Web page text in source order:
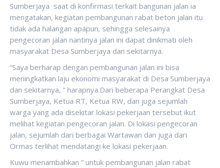
Sumberjaya saat di konfirmasi terkait bangunan jalan ia
mengatakan, kegiatan pembangunan rabat beton jalan itu
tidak ada halangan apapun, sehingga selesainya
pengecoran jalan nantinya jalan ini dapat dinikmati oleh
masyarakat Desa Sumberjaya dan sekitarnya.
“Saya berharap dengan pembangunan jalan ini bisa
meningkatkan laju ekonomi masyarakat di Desa Sumberjaya
dan sekitarnya, ” harapnya.Dari beberapa Perangkat Desa
Sumberjaya, Ketua RT, Ketua RW, dan juga sejumlah
warga yang ada disekitar lokasi pekerjaan tersebut ikut
melihat kegiatan pengecoran jalan. Di lokasi pengecoran
jalan, sejumlah dari berbagai Wartawan dan juga dari
Ormas terlihat mendatangi ke lokasi pekerjaan.
Kuwu menambahkan ” untuk pembangunan jalan rabat